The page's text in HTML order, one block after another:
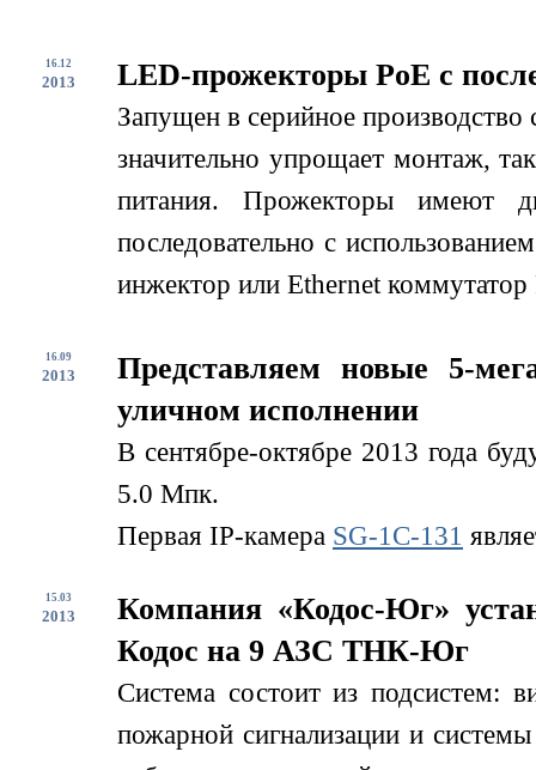
16.12
2013 LED-прожекторы PoE с
Запущен в серийное
значительно упрощает монтаж,
питания. Прожекторы имеют
последовательно с
инжектор или Ethernet
16.09
2013
Представляем новые 5-
уличном исполнении
В сентябре-октябре 2013 года
5.0 Мпк.
Первая IP-камера SG-1С-131
15.03
2013
Компания «Кодос-Юг»
Кодос на 9 АЗС ТНК-Юг
Система состоит из подсистем:
пожарной сигнализации и